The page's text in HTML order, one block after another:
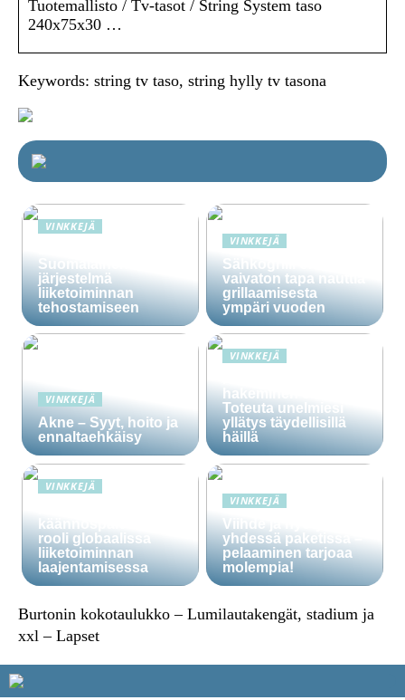
Tuotemallisto / Tv-tasot / String System taso
240x75x30 …
Keywords: string tv taso, string hylly tv tasona
VINKKEJÄ
Suomalainen CRM-
järjestelmä
liiketoiminnan
tehostamiseen
VINKKEJÄ
Sähkögrilli on
vaivaton tapa nauttia
grillaamisesta
ympäri vuoden
VINKKEJÄ
Akne – Syyt, hoito ja
ennaltaehkäisy
VINKKEJÄ
hakeminen salassa –
Toteuta unelmiesi
yllätys täydellisillä
häillä
VINKKEJÄ
käännöspalvelujen
rooli globaalissa
liiketoiminnan
laajentamisessa
VINKKEJÄ
Viihde ja hyöty
yhdessä paketissa –
pelaaminen tarjoaa
molempia!
Burtonin kokotaulukko – Lumilautakengät, stadium ja
xxl – Lapset